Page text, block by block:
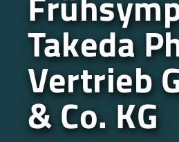
Takeda
Vertrieb
& Co. KG